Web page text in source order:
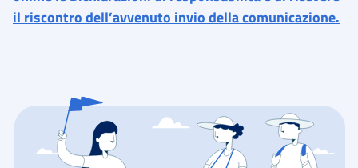
il riscontro dell’avvenuto invio della comunicazione.